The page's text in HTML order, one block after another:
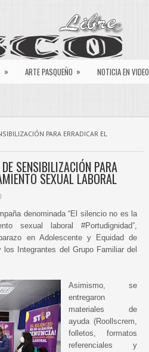
» ARTE PASQUEÑO » NOTICIA EN VIDEO
PARA ERRADICAR EL
SENSIBILIZACIÓN PARA
SEXUAL LABORAL
denominada “El silencio no es la
sexual laboral #Portudignidad”,
en Adolescente y Equidad de
Integrantes del Grupo Familiar del
Asimismo, se
entregaron
materiales de
ayuda (Roollscrem,
folletos, formatos
referenciales y